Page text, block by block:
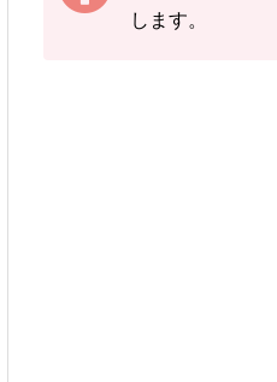
下記の情報を入力
「イベ
します。